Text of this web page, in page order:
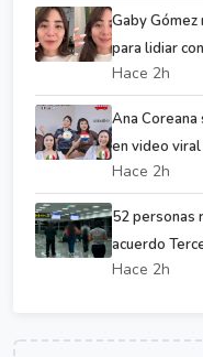
Gaby Gómez
para lidiar
Hace 2h
Ana
en video
Hace 2h
52 personas
acuerdo
Hace 2h